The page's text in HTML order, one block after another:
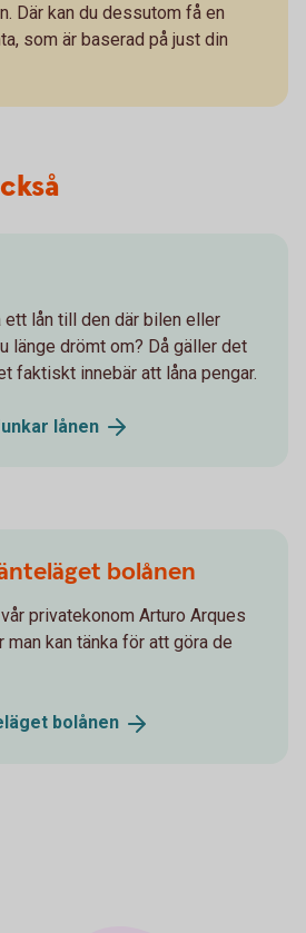
Där kan du dessutom få en
som är baserad på just din
ett lån till den där bilen eller
länge drömt om? Då gäller det
faktiskt innebär att låna pengar.
lånen
bolånen
privatekonom Arturo Arques
man kan tänka för att göra de
bolånen